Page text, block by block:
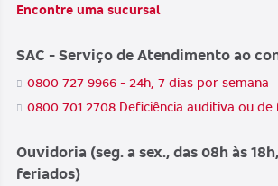
Encontre uma sucursal
SAC - Serviço de Atendimento ao
0800 727 9966 - 24h, 7 dias por semana
0800 701 2708 Deficiência auditiva ou de
Ouvidoria (seg. a sex., das 08h às
feriados)